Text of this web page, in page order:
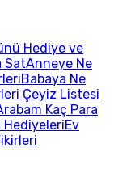
Hediye ve
SatAnneye Ne
Babaya Ne
Çeyiz Listesi
Kaç Para
HediyeleriEv